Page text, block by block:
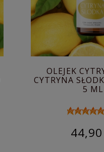
OLEJEK
CYTRYNA
5 ML
44,90